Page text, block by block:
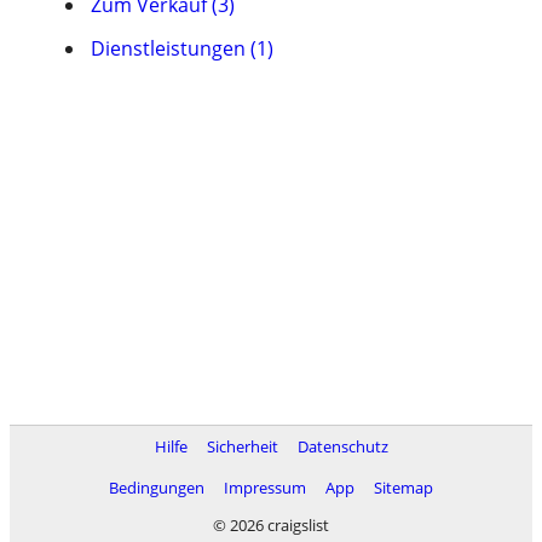
Dienstleistungen (1)
Hilfe Sicherheit
Datenschutz
Bedingungen
Impressum App
Sitemap
© 2026 craigslist